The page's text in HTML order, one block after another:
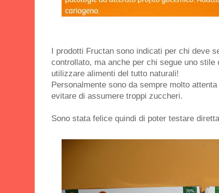
I prodotti Fructan sono indicati per chi deve
controllato, ma anche per chi segue uno
utilizzare alimenti del tutto naturali!
Personalmente sono da sempre molto
evitare di assumere troppi zuccheri.
Sono stata felice quindi di poter testare